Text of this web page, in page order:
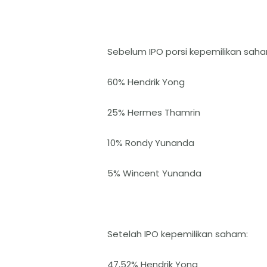
Sebelum IPO porsi kepemilikan
60% Hendrik Yong
25% Hermes Thamrin
10% Rondy Yunanda
5% Wincent Yunanda
Setelah IPO kepemilikan saham:
47,52% Hendrik Yong